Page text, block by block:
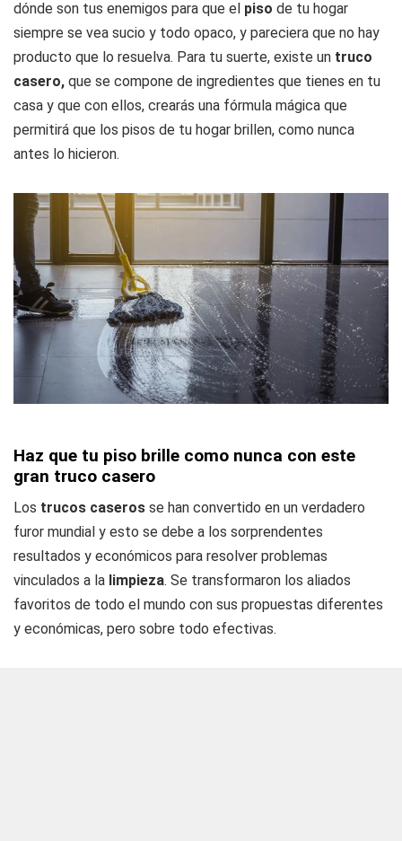
dónde son tus enemigos para que el piso de tu hogar
siempre se vea sucio y todo opaco, y pareciera que no hay
producto que lo resuelva. Para tu suerte, existe un truco
casero, que se compone de ingredientes que tienes en tu
casa y que con ellos, crearás una fórmula mágica que
permitirá que los pisos de tu hogar brillen, como nunca
antes lo hicieron.
Haz que tu piso brille como nunca con este
gran truco casero
Los trucos caseros se han convertido en un verdadero
furor mundial y esto se debe a los sorprendentes
resultados y económicos para resolver problemas
vinculados a la limpieza. Se transformaron los aliados
favoritos de todo el mundo con sus propuestas diferentes
y económicas, pero sobre todo efectivas.